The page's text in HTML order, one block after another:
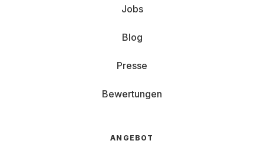
Jobs
Blog
Presse
Bewertungen
ANGEBOT